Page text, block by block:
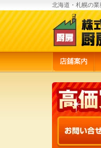
北海道・札幌の